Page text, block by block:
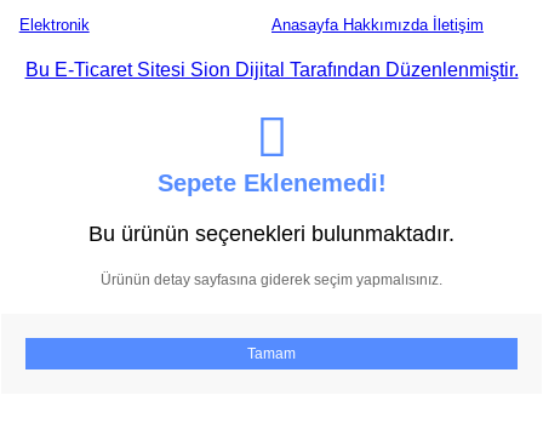
Elektronik AnasayfaHakkımızdaİletişim
Bu E-Ticaret Sitesi Sion Dijital Tarafından Düzenlenmiştir.
Sepete Eklenemedi!
Bu ürünün seçenekleri bulunmaktadır.
Ürünün detay sayfasına giderek seçim yapmalısınız.
Tamam